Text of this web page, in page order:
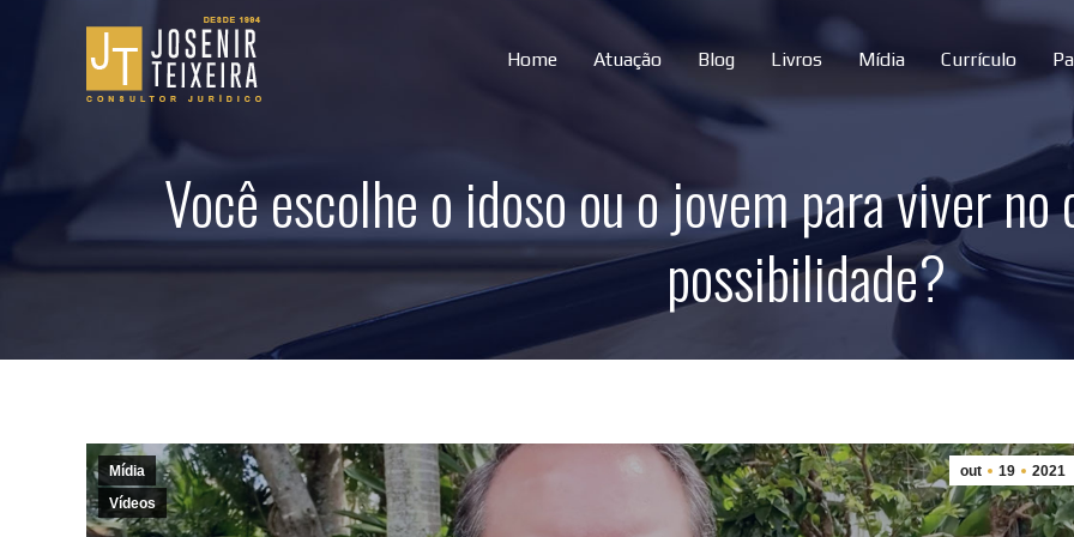
Home Atuação Blog Livros Mídia Currículo
Você escolhe o idoso ou o jovem para viver no
possibilidade?
out 19 2021
Mídia
Vídeos